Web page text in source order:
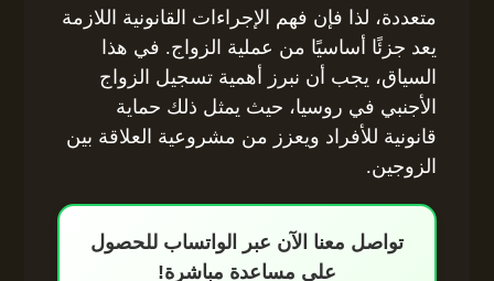
متعددة، لذا فإن فهم الإجراءات القانونية اللازمة
يعد جزئًا أساسيًا من عملية الزواج. في هذا
السياق، يجب أن نبرز أهمية تسجيل الزواج
الأجنبي في روسيا، حيث يمثل ذلك حماية
قانونية للأفراد ويعزز من مشروعية العلاقة بين
الزوجين.
تواصل معنا الآن عبر الواتساب للحصول
على مساعدة مباشرة!